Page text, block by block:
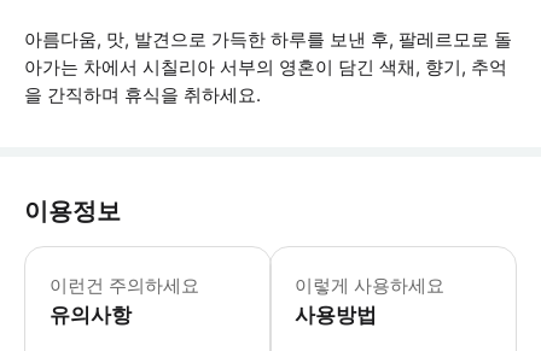
아름다움, 맛, 발견으로 가득한 하루를 보낸 후, 팔레르모로 돌
아가는 차에서 시칠리아 서부의 영혼이 담긴 색채, 향기, 추억
을 간직하며 휴식을 취하세요.
이용정보
이런건 주의하세요
유의사항
이 투어는 휠체어를 사용하거나 거동
이렇게 사용하세요
사용방법